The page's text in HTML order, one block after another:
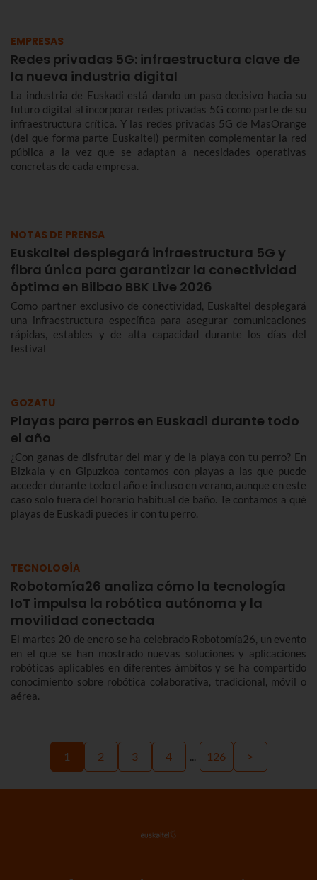
EMPRESAS
Redes privadas 5G: infraestructura clave de
la nueva industria digital
La industria de Euskadi está dando un paso decisivo hacia su
futuro digital al incorporar redes privadas 5G como parte de su
infraestructura crítica. Y las redes privadas 5G de MasOrange
(del que forma parte Euskaltel) permiten complementar la red
pública a la vez que se adaptan a necesidades operativas
concretas de cada empresa.
NOTAS DE PRENSA
Euskaltel desplegará infraestructura 5G y
fibra única para garantizar la conectividad
óptima en Bilbao BBK Live 2026
Como partner exclusivo de conectividad, Euskaltel desplegará
una infraestructura específica para asegurar comunicaciones
rápidas, estables y de alta capacidad durante los días del
festival
GOZATU
Playas para perros en Euskadi durante todo
el año
¿Con ganas de disfrutar del mar y de la playa con tu perro? En
Bizkaia y en Gipuzkoa contamos con playas a las que puede
acceder durante todo el año e incluso en verano, aunque en este
caso solo fuera del horario habitual de baño. Te contamos a qué
playas de Euskadi puedes ir con tu perro.
TECNOLOGÍA
Robotomía26 analiza cómo la tecnología
IoT impulsa la robótica autónoma y la
movilidad conectada
El martes 20 de enero se ha celebrado Robotomía26, un evento
en el que se han mostrado nuevas soluciones y aplicaciones
robóticas aplicables en diferentes ámbitos y se ha compartido
conocimiento sobre robótica colaborativa, tradicional, móvil o
aérea.
1 2 3 4 ... 126 >